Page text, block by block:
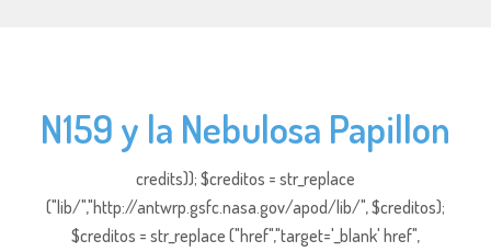
N159 y la Nebulosa Papillon
credits)); $creditos = str_replace
("lib/","http://antwrp.gsfc.nasa.gov/apod/lib/", $creditos);
$creditos = str_replace ("href","target='_blank' href",